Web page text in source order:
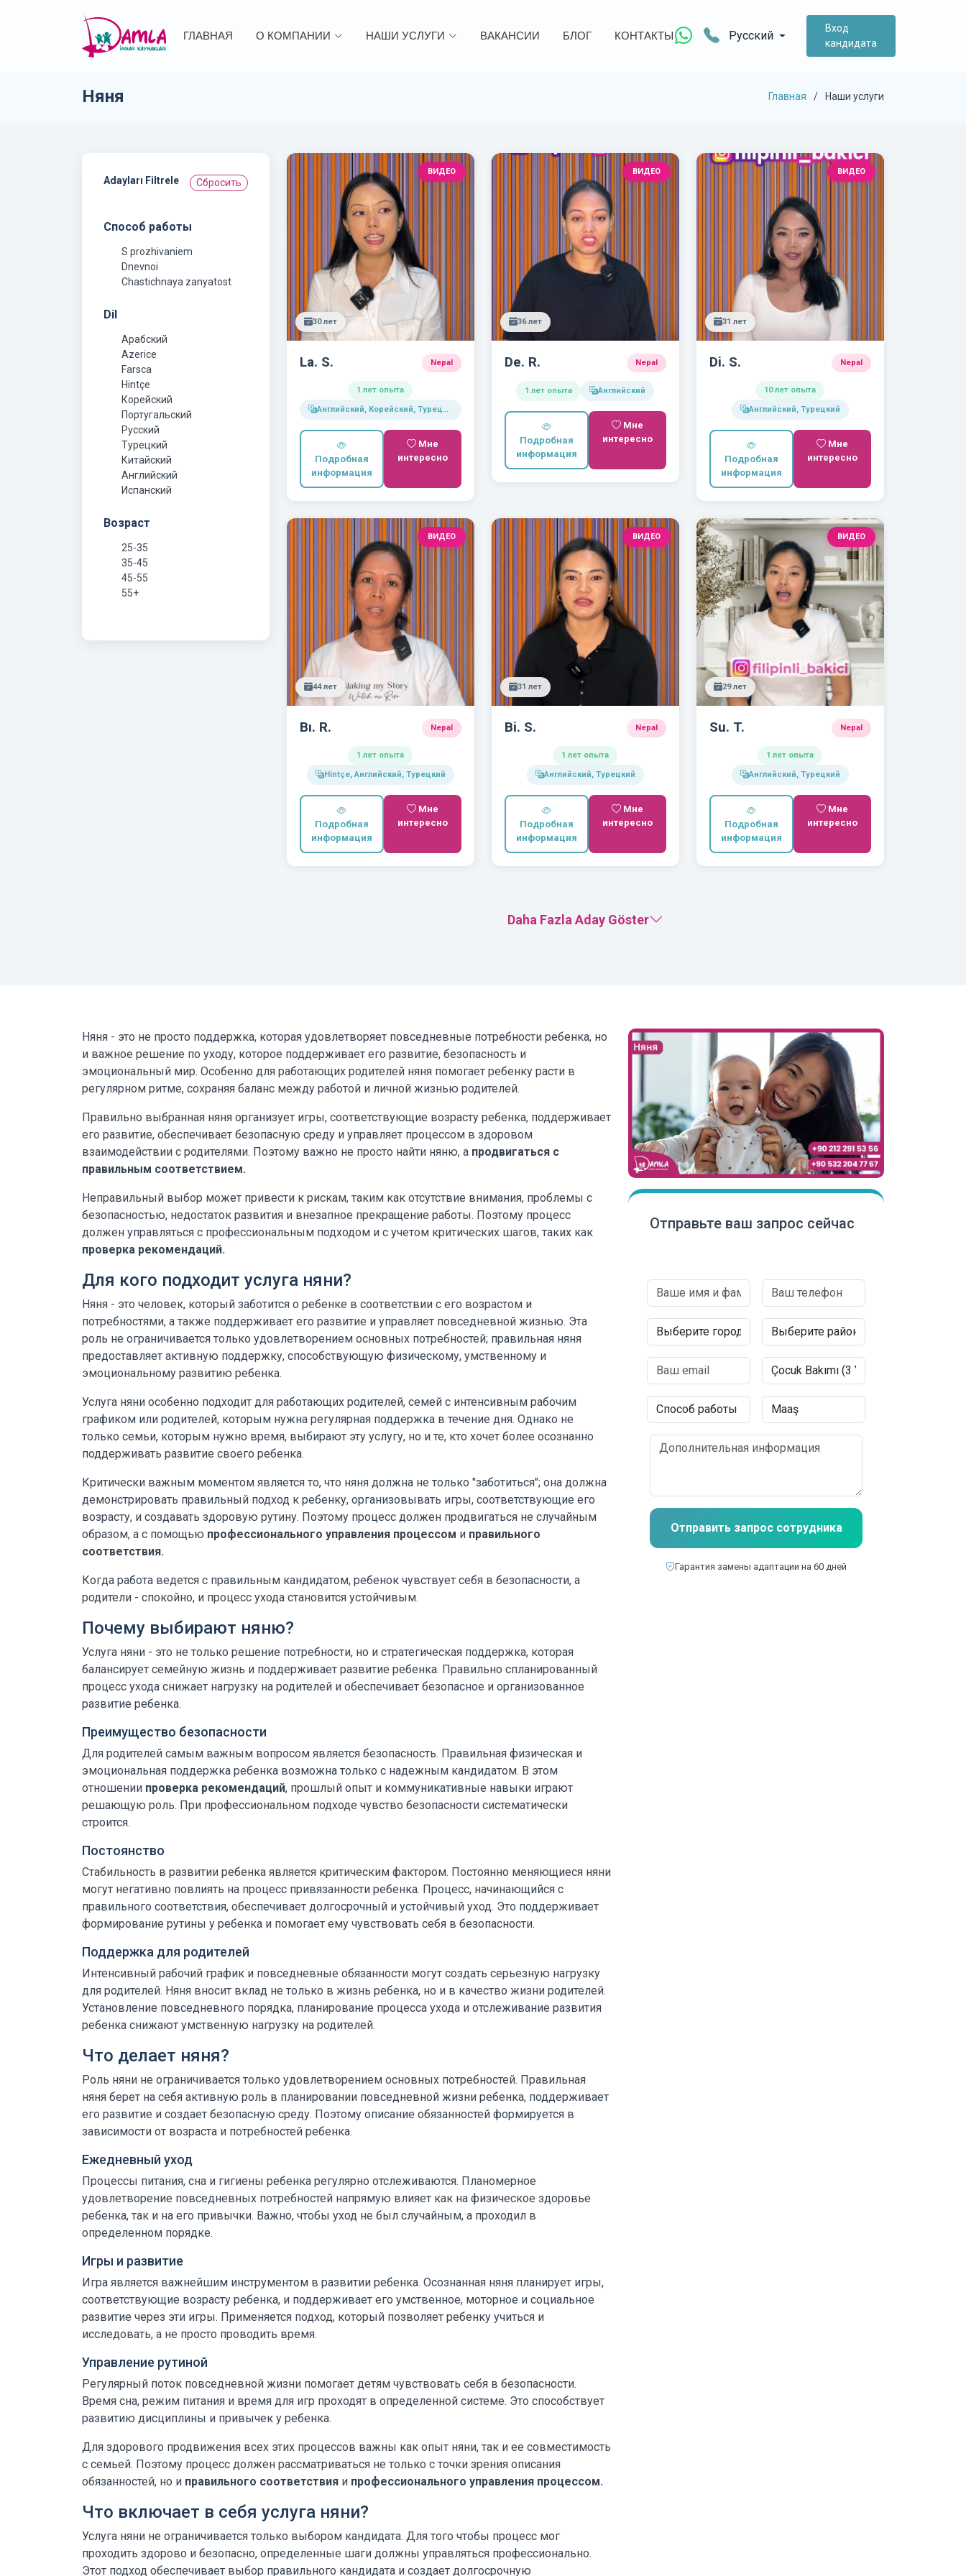
ГЛАВНАЯ О КОМПАНИИ НАШИ УСЛУГИ ВАКАНСИИ БЛОГ КОНТАКТЫ Русский
Вход
кандидата
Няня Главная Наши услуги
Adayları Filtrele Сбросить
Способ работы
S prozhivaniem
Dnevnoi
Chastichnaya zanyatost
Dil
Арабский
Azerice
Farsca
Hintçe
Корейский
Португальский
Русский
Турецкий
Китайский
Английский
Испанский
Возраст
25-35
35-45
45-55
55+
ВИДЕО
30 лет
La. S. Nepal
1 лет опыта
Английский, Корейский, Турецкий
Подробная
информация
Мне
интересно
ВИДЕО
36 лет
De. R. Nepal
1 лет опыта Английский
Подробная
информация
Мне
интересно
ВИДЕО
31 лет
Di. S. Nepal
10 лет опыта
Английский, Турецкий
Подробная
информация
Мне
интересно
ВИДЕО
44 лет
Bı. R. Nepal
1 лет опыта
Hintçe, Английский, Турецкий
Подробная
информация
Мне
интересно
ВИДЕО
31 лет
Bi. S. Nepal
1 лет опыта
Английский, Турецкий
Подробная
информация
Мне
интересно
ВИДЕО
29 лет
Su. T. Nepal
1 лет опыта
Английский, Турецкий
Подробная
информация
Мне
интересно
Daha Fazla Aday Göster
Няня - это не просто поддержка, которая удовлетворяет повседневные потребности ребенка, но
и важное решение по уходу, которое поддерживает его развитие, безопасность и
эмоциональный мир. Особенно для работающих родителей няня помогает ребенку расти в
регулярном ритме, сохраняя баланс между работой и личной жизнью родителей.
Правильно выбранная няня организует игры, соответствующие возрасту ребенка, поддерживает
его развитие, обеспечивает безопасную среду и управляет процессом в здоровом
взаимодействии с родителями. Поэтому важно не просто найти няню, а продвигаться с
правильным соответствием.
Неправильный выбор может привести к рискам, таким как отсутствие внимания, проблемы с
безопасностью, недостаток развития и внезапное прекращение работы. Поэтому процесс
должен управляться с профессиональным подходом и с учетом критических шагов, таких как
проверка рекомендаций.
Для кого подходит услуга няни?
Няня - это человек, который заботится о ребенке в соответствии с его возрастом и
потребностями, а также поддерживает его развитие и управляет повседневной жизнью. Эта
роль не ограничивается только удовлетворением основных потребностей; правильная няня
предоставляет активную поддержку, способствующую физическому, умственному и
эмоциональному развитию ребенка.
Услуга няни особенно подходит для работающих родителей, семей с интенсивным рабочим
графиком или родителей, которым нужна регулярная поддержка в течение дня. Однако не
только семьи, которым нужно время, выбирают эту услугу, но и те, кто хочет более осознанно
поддерживать развитие своего ребенка.
Критически важным моментом является то, что няня должна не только "заботиться"; она должна
демонстрировать правильный подход к ребенку, организовывать игры, соответствующие его
возрасту, и создавать здоровую рутину. Поэтому процесс должен продвигаться не случайным
образом, а с помощью профессионального управления процессом и правильного
соответствия.
Когда работа ведется с правильным кандидатом, ребенок чувствует себя в безопасности, а
родители - спокойно, и процесс ухода становится устойчивым.
Почему выбирают няню?
Услуга няни - это не только решение потребности, но и стратегическая поддержка, которая
балансирует семейную жизнь и поддерживает развитие ребенка. Правильно спланированный
процесс ухода снижает нагрузку на родителей и обеспечивает безопасное и организованное
развитие ребенка.
Преимущество безопасности
Для родителей самым важным вопросом является безопасность. Правильная физическая и
эмоциональная поддержка ребенка возможна только с надежным кандидатом. В этом
отношении проверка рекомендаций, прошлый опыт и коммуникативные навыки играют
решающую роль. При профессиональном подходе чувство безопасности систематически
строится.
Постоянство
Стабильность в развитии ребенка является критическим фактором. Постоянно меняющиеся няни
могут негативно повлиять на процесс привязанности ребенка. Процесс, начинающийся с
правильного соответствия, обеспечивает долгосрочный и устойчивый уход. Это поддерживает
формирование рутины у ребенка и помогает ему чувствовать себя в безопасности.
Поддержка для родителей
Интенсивный рабочий график и повседневные обязанности могут создать серьезную нагрузку
для родителей. Няня вносит вклад не только в жизнь ребенка, но и в качество жизни родителей.
Установление повседневного порядка, планирование процесса ухода и отслеживание развития
ребенка снижают умственную нагрузку на родителей.
Что делает няня?
Роль няни не ограничивается только удовлетворением основных потребностей. Правильная
няня берет на себя активную роль в планировании повседневной жизни ребенка, поддерживает
его развитие и создает безопасную среду. Поэтому описание обязанностей формируется в
зависимости от возраста и потребностей ребенка.
Ежедневный уход
Процессы питания, сна и гигиены ребенка регулярно отслеживаются. Планомерное
удовлетворение повседневных потребностей напрямую влияет как на физическое здоровье
ребенка, так и на его привычки. Важно, чтобы уход не был случайным, а проходил в
определенном порядке.
Игры и развитие
Игра является важнейшим инструментом в развитии ребенка. Осознанная няня планирует игры,
соответствующие возрасту ребенка, и поддерживает его умственное, моторное и социальное
развитие через эти игры. Применяется подход, который позволяет ребенку учиться и
исследовать, а не просто проводить время.
Управление рутиной
Регулярный поток повседневной жизни помогает детям чувствовать себя в безопасности.
Время сна, режим питания и время для игр проходят в определенной системе. Это способствует
развитию дисциплины и привычек у ребенка.
Для здорового продвижения всех этих процессов важны как опыт няни, так и ее совместимость
с семьей. Поэтому процесс должен рассматриваться не только с точки зрения описания
обязанностей, но и правильного соответствия и профессионального управления процессом.
Что включает в себя услуга няни?
Услуга няни не ограничивается только выбором кандидата. Для того чтобы процесс мог
проходить здорово и безопасно, определенные шаги должны управляться профессионально.
Этот подход обеспечивает выбор правильного кандидата и создает долгосрочную
Отправьте ваш запрос сейчас
Отправить запрос сотрудника
Гарантия замены адаптации на 60 дней